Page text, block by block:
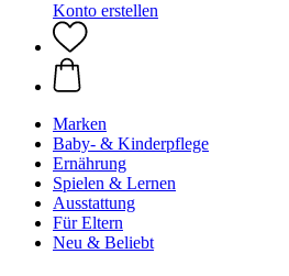
Konto erstellen
Marken
Baby- & Kinderpflege
Ernährung
Spielen & Lernen
Ausstattung
Für Eltern
Neu & Beliebt